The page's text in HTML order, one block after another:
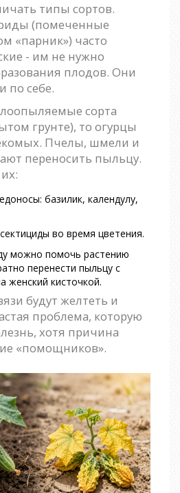
типы сортов.
(помеченные
«парник») часто
- им не нужно
плодов. Они
по себе.
сорта
грунте), то огурцы
Пчелы, шмели и
переносить пыльцу.
базилик, календулу,
во время цветения.
можно помочь растению
перенести пыльцу с
женский кисточкой.
будут желтеть и
проблема, которую
хотя причина
«помощников».